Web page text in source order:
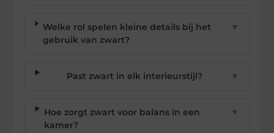
Welke rol spelen kleine details bij het
gebruik van zwart?
▼
Past zwart in elk interieurstijl? ▼
Hoe zorgt zwart voor balans in een
kamer?
▼